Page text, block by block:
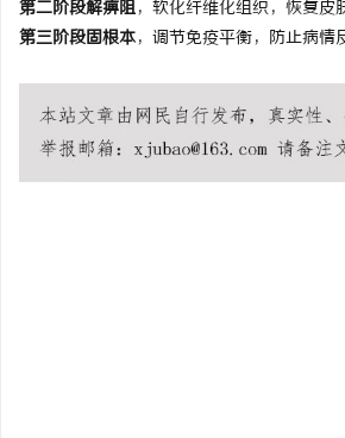
第二阶段解痹阻，软化纤维化组织，恢复皮
第三阶段固根本，调节免疫平衡，防止病情